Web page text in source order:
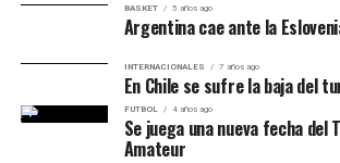
0
Faltas
Valoración total
69
BASKET 5 años ago
Argentina cae ante la
INTERNACIONALES 7 años ago
En Chile se sufre la baja del
FUTBOL 4 años ago
Se juega una nueva fecha del
Amateur